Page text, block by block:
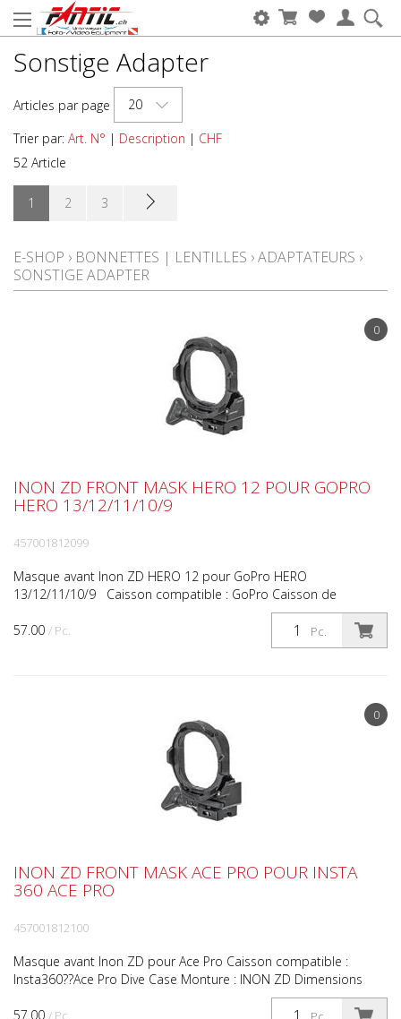
Sonstige Adapter
Articles par page
20
Trier par: Art. N° | Description | CHF
52 Article
1 2 3
E-SHOP › BONNETTES | LENTILLES ›ADAPTATEURS ›
SONSTIGE ADAPTER
0
57.00 / Pc. Pc.
INON ZD FRONT MASK HERO 12 POUR GOPRO
HERO 13/12/11/10/9
457001812099
Masque avant Inon ZD HERO 12 pour GoPro HERO
13/12/11/10/9 Caisson compatible : GoPro Caisson de
protection d'origine pour HERO9/10/11/12/13 Monture :
Monture INON ZD D...
0
57.00 / Pc.
INON ZD FRONT MASK ACE PRO POUR INSTA
360 ACE PRO
457001812100
Masque avant Inon ZD pour Ace Pro Caisson compatible :
Insta360??Ace Pro Dive Case Monture : INON ZD Dimensions
(sans poignée) : 74,5 mm (L) x 95,4 mm (H) x 41,2 mm (P) (...